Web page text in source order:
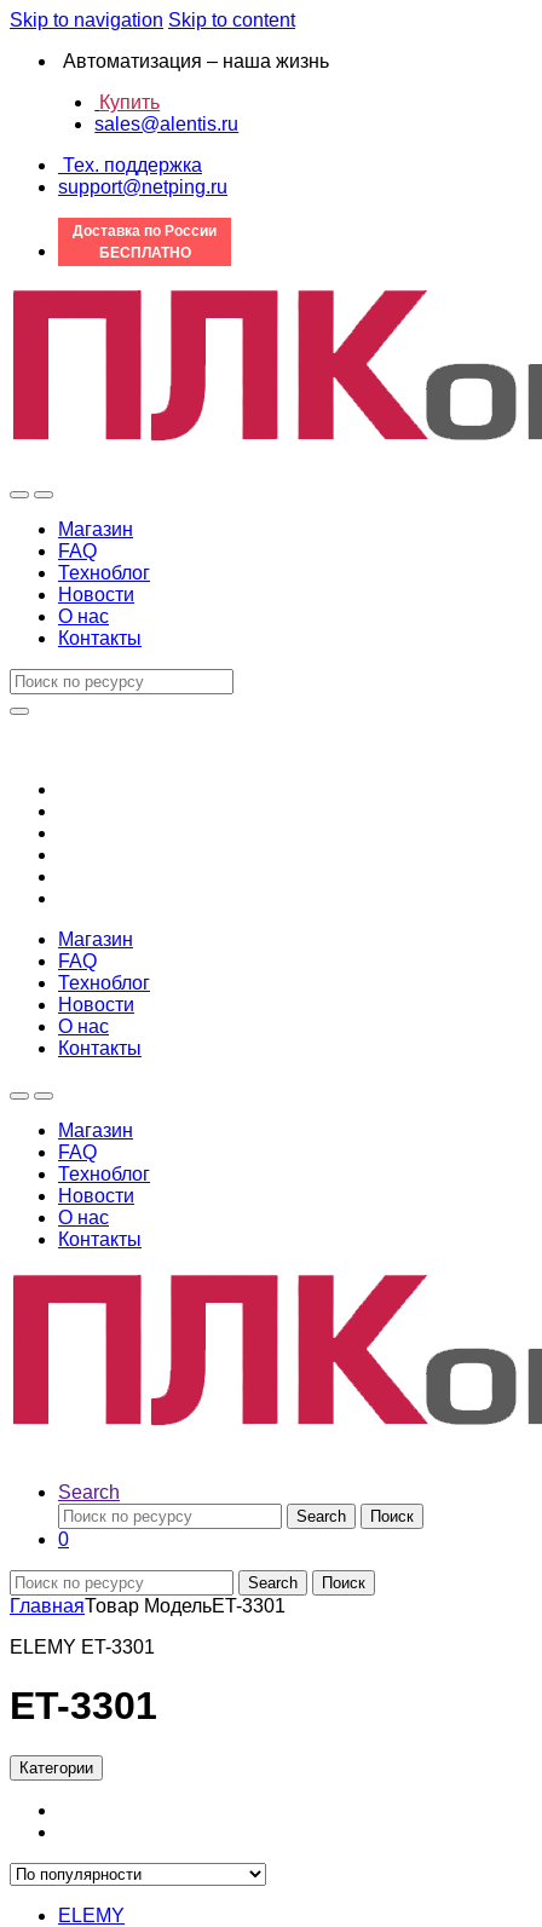
Skip to navigation Skip to content
Автоматизация – наша жизнь
Купить
sales@alentis.ru
Тех. поддержка
support@netping.ru
Доставка по России
БЕСПЛАТНО
Магазин
FAQ
Техноблог
Новости
О нас
Контакты
Магазин
FAQ
Техноблог
Новости
О нас
Контакты
Магазин
FAQ
Техноблог
Новости
О нас
Контакты
Search
Search Поиск
0
Search Поиск
ГлавнаяТовар МодельET-3301
ELEMY ET-3301
ET-3301
Категории
ELEMY